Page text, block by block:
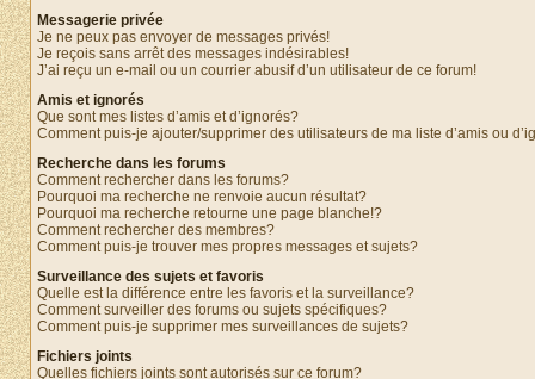
Messagerie privée
Je ne peux pas envoyer de messages privés!
Je reçois sans arrêt des messages indésirables!
J’ai reçu un e-mail ou un courrier abusif d’un utilisateur de ce forum!
Amis et ignorés
Que sont mes listes d’amis et d’ignorés?
Comment puis-je ajouter/supprimer des utilisateurs de ma liste d’amis ou
Recherche dans les forums
Comment rechercher dans les forums?
Pourquoi ma recherche ne renvoie aucun résultat?
Pourquoi ma recherche retourne une page blanche!?
Comment rechercher des membres?
Comment puis-je trouver mes propres messages et sujets?
Surveillance des sujets et favoris
Quelle est la différence entre les favoris et la surveillance?
Comment surveiller des forums ou sujets spécifiques?
Comment puis-je supprimer mes surveillances de sujets?
Fichiers joints
Quelles fichiers joints sont autorisés sur ce forum?